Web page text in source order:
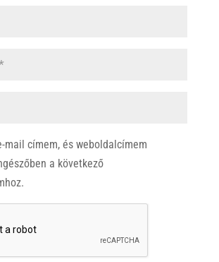
mail címem, és weboldalcímem
a következő